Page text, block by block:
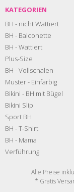
KATEGORIEN
BH - nicht Wattiert
BH - Balconette
BH - Wattiert
Plus-Size
BH - Vollschalen
Muster - Einfarbig
Bikini - BH mit Bügel
Bikini Slip
Sport BH
BH - T-Shirt
BH - Mama
Verführung
Alle Preise
* Gratis